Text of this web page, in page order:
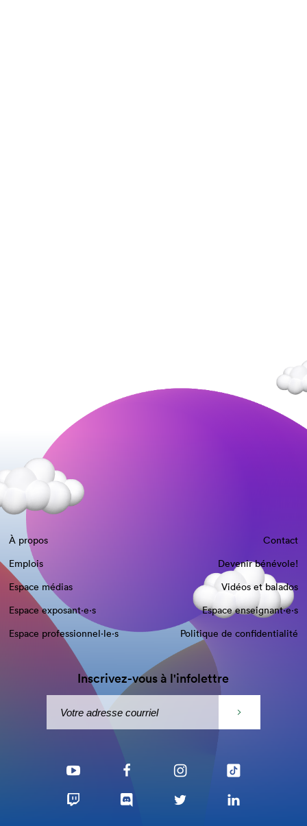
À propos
Contact
Emplois
Devenir bénévole!
Espace médias
Vidéos et balados
Espace exposant·e⋅s
Espace enseignant·e⋅s
Espace professionnel·le⋅s
Politique de confidentialité
Inscrivez-vous à l'infolettre